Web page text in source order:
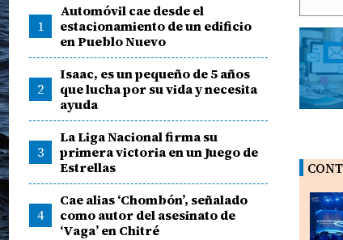
1
Automóvil cae desde el
estacionamiento de un edificio
en Pueblo Nuevo
2
Isaac, es un pequeño de 5 años
que lucha por su vida y necesita
ayuda
3
La Liga Nacional firma su
primera victoria en un Juego de
Estrellas
4
Cae alias ‘Chombón’, señalado
como autor del asesinato de
‘Vaga’ en Chitré